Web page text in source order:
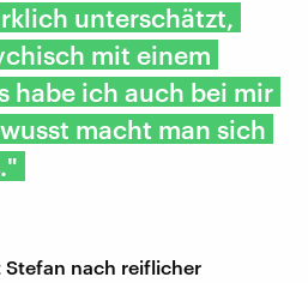
unterschätzt,
mit einem
habe ich auch bei mir
macht man sich
Stefan nach reiflicher